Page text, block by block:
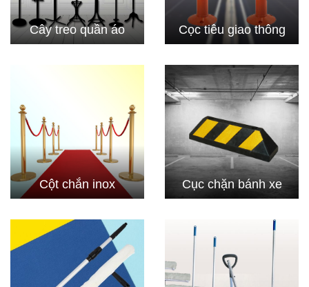
Cây treo quần áo Cọc tiêu giao thông
Cột chắn inox Cục chặn bánh xe